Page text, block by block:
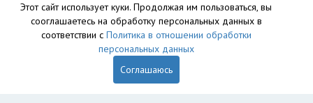
База данных сайта vyvoz.org является интеллектуальной
собственностью ООО «Профит» и охраняется законом.
Этот сайт использует куки. Продолжая им пользоваться, вы
сооглашаетесь на обработку персональных данных в
соответствии с Политика в отношении обработки
персональных данных
Соглашаюсь